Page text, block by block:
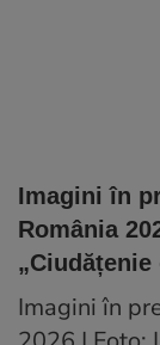
Imagini în
România
„Ciudățenie
Imagini în